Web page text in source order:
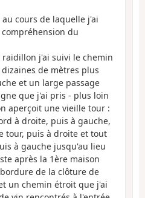
cours de laquelle j'ai
du
j'ai suivi le chemin
de mètres plus
et un large passage
que j'ai pris - plus loin
aperçoit une vieille tour :
à droite, puis à gauche,
tour, puis à droite et tout
à gauche jusqu'au lieu
après la 1ère maison
de la clôture de
un chemin étroit que j'ai